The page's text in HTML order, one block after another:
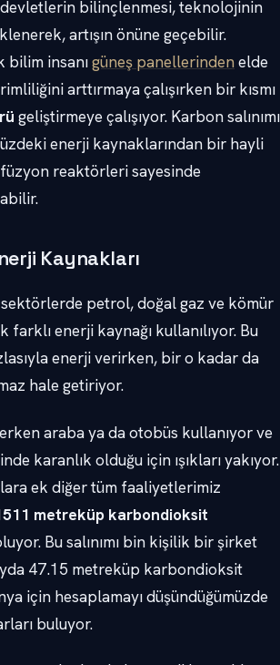
devletlerin bilinçlenmesi, teknolojinin
artışın önüne geçebilir.
bilim insanıgüneş panellerinden elde
arttırmaya çalışırken bir kısmı
geliştirmeye çalışıyor. Karbon salınımı
enerji kaynaklarından bir hayli
reaktörleri sayesinde
Kaynakları
petrol, doğal gaz ve kömür
enerji kaynağı kullanılıyor. Bu
enerji verirken, bir o kadar da
hale getiriyor.
araba ya da otobüs kullanıyor ve
karanlık olduğu için ışıkları yakıyor.
ek diğer tüm faaliyetlerimiz
metreküp karbondioksit
Bu salınımı bin kişilik bir şirket
47.15 metreküp karbondioksit
için hesaplamayı düşündüğümüzde
buluyor.